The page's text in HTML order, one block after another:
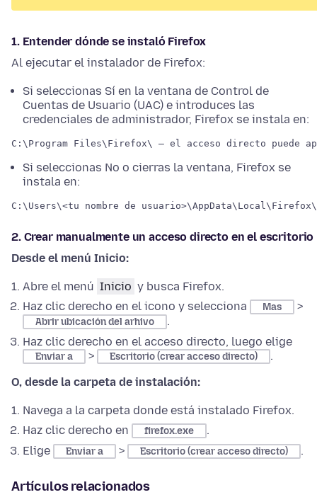
1. Entender dónde se instaló Firefox
Al ejecutar el instalador de Firefox:
Si seleccionas Sí en la ventana de Control de
Cuentas de Usuario (UAC) e introduces las
credenciales de administrador, Firefox se instala en:
Si seleccionas No o cierras la ventana, Firefox se
instala en:
2. Crear manualmente un acceso directo en el escritorio
Desde el menú Inicio:
Abre el menú Inicio y busca Firefox.
Haz clic derecho en el icono y selecciona
Mas >
Abrir ubicación del arhivo
.
Haz clic derecho en el acceso directo, luego elige
Enviar a > Escritorio (crear acceso directo)
.
O, desde la carpeta de instalación:
Navega a la carpeta donde está instalado Firefox.
Haz clic derecho en
firefox.exe
.
Elige
Enviar a > Escritorio (crear acceso directo) .
Artículos relacionados